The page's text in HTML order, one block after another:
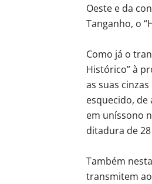
Oeste e da
Tanganho, o
Como já o
Histórico” à
as suas
esquecido, de
em uníssono
ditadura de
Também
transmitem